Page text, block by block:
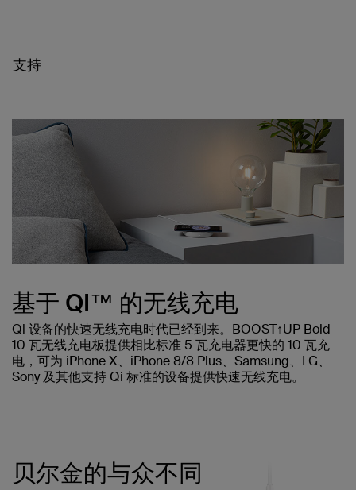
支持
基于 QI™ 的无线充电
Qi 设备的快速无线充电时代已经到来。BOOST↑UP Bold
10 瓦无线充电板提供相比标准 5 瓦充电器更快的 10 瓦充
电，可为 iPhone X、iPhone 8/8 Plus、Samsung、LG、
Sony 及其他支持 Qi 标准的设备提供快速无线充电。
贝尔金的与众不同